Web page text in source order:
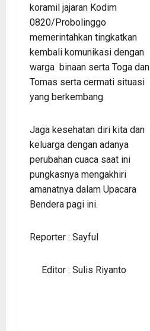
koramil jajaran Kodim
0820/Probolinggo
memerintahkan tingkatkan
kembali komunikasi dengan
warga binaan serta Toga dan
Tomas serta cermati situasi
yang berkembang.
Jaga kesehatan diri kita dan
keluarga dengan adanya
perubahan cuaca saat ini
pungkasnya mengakhiri
amanatnya dalam Upacara
Bendera pagi ini.
Reporter : Sayful
Editor : Sulis Riyanto